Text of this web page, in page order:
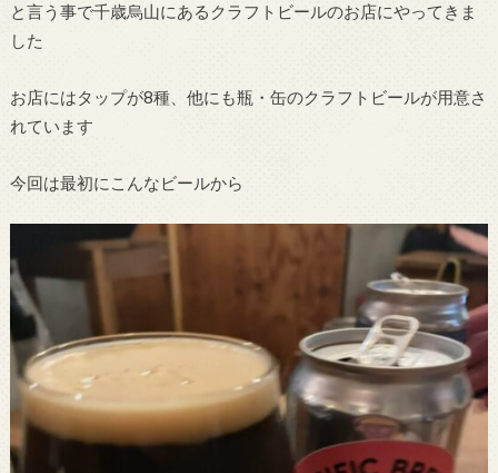
と言う事で千歳烏山にあるクラフトビールのお店にやってきま
した
お店にはタップが8種、他にも瓶・缶のクラフトビールが用意さ
れています
今回は最初にこんなビールから